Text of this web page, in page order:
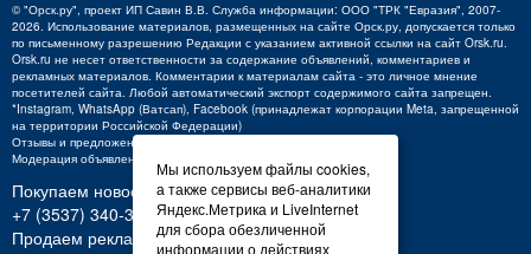
©"Орск.ру", проект ИП Савин В.В. Служба информации: ООО "ТРК "Евразия", 2007-
2026. Использование материалов, размещенных на сайте Орск.ру, допускается только
по письменному разрешению Редакции с указанием активной ссылки на сайт Orsk.ru.
Orsk.ru не несет ответственности за содержание объявлений, комментариев и
рекламных материалов. Комментарии к материалам сайта - это личное мнение
посетителей сайта. Любой автоматический экспорт содержимого сайта запрещен.
*Instagram, WhatsApp (Ватсап), Facebook (принадлежат корпорации Meta, запрещенной
на территории Российской Федерации)
Отзывы и предложения о работе портала:
Модерация объявлений +7 (3537) 32-71-28
Покупаем новости:
+7 (3537) 340-300,340300@orsk.ru
Продаем рекламу:
Мы используем файлы cookies,
а также сервисы веб-аналитики
Яндекс.Метрика и LiveInternet
для сбора обезличенной
информации о действиях